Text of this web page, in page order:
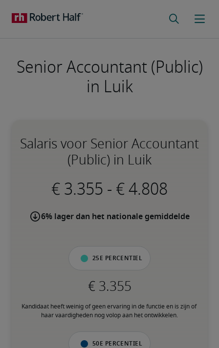
Senior Accountant (Public)
in Luik
Salaris voor Senior Accountant
(Public) in Luik
-
6% lager dan het nationale gemiddelde
25e percentiel
Kandidaat heeft weinig of geen ervaring in de functie en is zijn of
haar vaardigheden nog volop aan het ontwikkelen.
50e percentiel